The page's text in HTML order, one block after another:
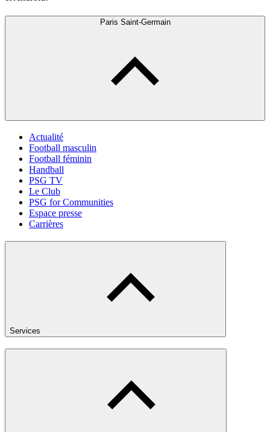
Paris Saint-Germain
Actualité
Football masculin
Football féminin
Handball
PSG TV
Le Club
PSG for Communities
Espace presse
Carrières
Services